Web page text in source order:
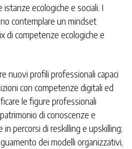
istanze ecologiche e sociali. I
contemplare un mindset
di competenze ecologiche e
nuovi profili professionali capaci
con competenze digitali ed
le figure professionali
di conoscenze e
in percorsi di reskilling e upskilling;
dei modelli organizzativi,